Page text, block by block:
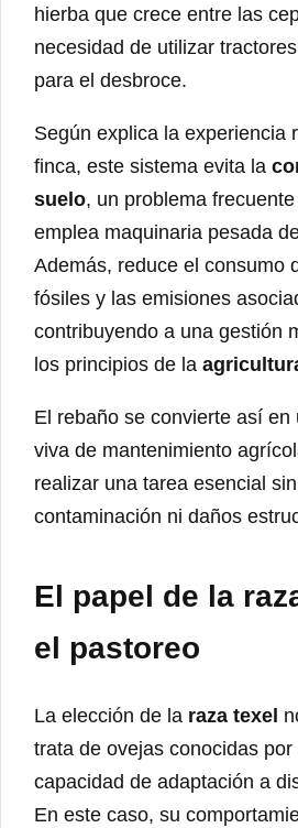
hierba que crece entre las
necesidad de utilizar
para el desbroce.
Según explica la experiencia
finca, este sistema evita la
suelo, un problema
emplea maquinaria pesada
Además, reduce el consumo
fósiles y las emisiones
contribuyendo a una gestión
los principios de la
El rebaño se convierte así en
viva de mantenimiento
realizar una tarea esencial
contaminación ni daños
El papel de la
el pastoreo
La elección de la raza texel
trata de ovejas conocidas
capacidad de adaptación a
En este caso, su